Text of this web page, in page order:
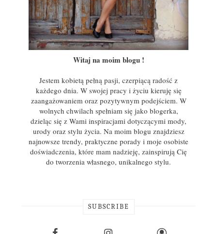
Witaj na moim blogu !
Jestem kobietą pełną pasji, czerpiącą radość z
każdego dnia. W swojej pracy i życiu kieruję się
zaangażowaniem oraz pozytywnym podejściem. W
wolnych chwilach spełniam się jako blogerka,
dzieląc się z Wami inspiracjami dotyczącymi mody,
urody oraz stylu życia. Na moim blogu znajdziesz
najnowsze trendy, praktyczne porady i moje osobiste
doświadczenia, które mam nadzieję, zainspirują Cię
do tworzenia własnego, unikalnego stylu.
SUBSCRIBE